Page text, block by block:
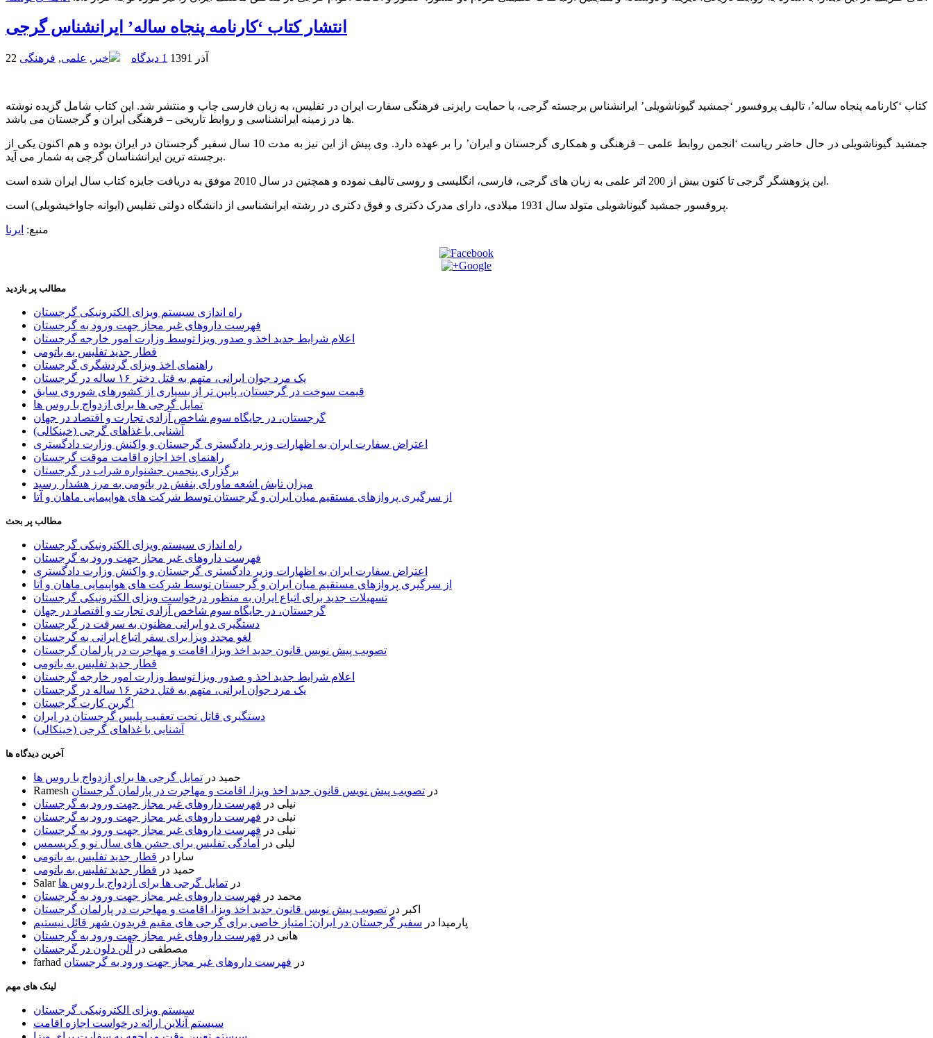
انتشار کتاب ‘کارنامه پنجاه ساله’ ایرانشناس گرجی
22 آذر 1391 1 دیدگاه خبر , علمی, فرهنگی
کتاب ‘کارنامه پنجاه ساله’، تالیف پروفسور ‘جمشید گیوناشویلی’ ایرانشناس برجسته گرجی، با حمایت رایزنی فرهنگی سفارت ایران در تفلیس، به زبان فارسی چاپ و منتشر شد. این کتاب شامل گزیده نوشته
ها در زمینه ایرانشناسی و روابط تاریخی – فرهنگی ایران و گرجستان می باشد.
جمشید گیوناشویلی در حال حاضر ریاست ‘انجمن روابط علمی – فرهنگی و همکاری گرجستان و ایران’ را بر عهده دارد. وی پیش از این نیز به مدت 10 سال سفیر گرجستان در ایران بوده و هم اکنون یکی از
برجسته ترین ایرانشناسان گرجی به شمار می آید.
این پژوهشگر گرجی تا کنون بیش از 200 اثر علمی به زبان های گرجی، فارسی، انگلیسی و روسی تالیف نموده و همچنین در سال 2010 موفق به دریافت جایزه کتاب سال ایران شده است.
پروفسور جمشید گیوناشویلی متولد سال 1931 میلادی، دارای مدرک دکتری و فوق دکتری در رشته ایرانشناسی از دانشگاه دولتی تفلیس (ایوانه جاواخیشویلی) است.
منبع: ایرنا
مطالب پر بازدید
راه اندازی سیستم ویزای الکترونیکی گرجستان
فهرست داروهای غیر مجاز جهت ورود به گرجستان
اعلام شرایط جدید اخذ و صدور ویزا توسط وزارت امور خارجه گرجستان
قطار جدید تفلیس به باتومی
راهنمای اخذ ویزای گردشگری گرجستان
یک مرد جوان ایرانی، متهم به قتل دختر ۱۶ ساله در گرجستان
قیمت سوخت در گرجستان، پایین تر از بسیاری از کشورهای شوروی سابق
تمایل گرجی ها برای ازدواج با روس ها
گرجستان، در جایگاه سوم شاخص آزادی تجارت و اقتصاد در جهان
آشنایی با غذاهای گرجی (خینکالی)
اعتراض سفارت ایران به اظهارات وزیر دادگستری گرجستان و واکنش وزارت دادگستری
راهنمای اخذ اجازه اقامت موقت گرجستان
برگزاری پنجمین جشنواره شراب در گرجستان
میزان تابش اشعه ماورای بنفش در باتومی به مرز هشدار رسید
از سرگیری پروازهای مستقیم میان ایران و گرجستان توسط شرکت های هواپیمایی ماهان و آتا
مطالب پر بحث
راه اندازی سیستم ویزای الکترونیکی گرجستان
فهرست داروهای غیر مجاز جهت ورود به گرجستان
اعتراض سفارت ایران به اظهارات وزیر دادگستری گرجستان و واکنش وزارت دادگستری
از سرگیری پروازهای مستقیم میان ایران و گرجستان توسط شرکت های هواپیمایی ماهان و آتا
تسهیلات جدید برای اتباع ایران به منظور درخواست ویزای الکترونیکی گرجستان
گرجستان، در جایگاه سوم شاخص آزادی تجارت و اقتصاد در جهان
دستگیری دو ایرانی مظنون به سرقت در گرجستان
لغو مجدد ویزا برای سفر اتباع ایرانی به گرجستان
تصویب پیش نویس قانون جدید اخذ ویزا، اقامت و مهاجرت در پارلمان گرجستان
قطار جدید تفلیس به باتومی
اعلام شرایط جدید اخذ و صدور ویزا توسط وزارت امور خارجه گرجستان
یک مرد جوان ایرانی، متهم به قتل دختر ۱۶ ساله در گرجستان
گرین کارت گرجستان!
دستگیری قاتل تحت تعقیب پلیس گرجستان در ایران
آشنایی با غذاهای گرجی (خینکالی)
آخرین دیدگاه ها
حمید در تمایل گرجی ها برای ازدواج با روس ها
Ramesh
در تصویب پیش نویس قانون جدید اخذ ویزا، اقامت و مهاجرت در پارلمان گرجستان
نیلی در فهرست داروهای غیر مجاز جهت ورود به گرجستان
نیلی در فهرست داروهای غیر مجاز جهت ورود به گرجستان
نیلی در فهرست داروهای غیر مجاز جهت ورود به گرجستان
لیلی در
آمادگی تفلیس برای جشن های سال نو و کریسمس
سارا
در قطار جدید تفلیس به باتومی
حمید در قطار جدید تفلیس به باتومی
Salar
در تمایل گرجی ها برای ازدواج با روس ها
محمد در فهرست داروهای غیر مجاز جهت ورود به گرجستان
اکبر در تصویب پیش نویس قانون جدید اخذ ویزا، اقامت و مهاجرت در پارلمان گرجستان
پارمیدا در سفیر گرجستان در ایران: امتیاز خاصی برای گرجی های مقیم فریدون شهر قائل نیستیم
هانی در فهرست داروهای غیر مجاز جهت ورود به گرجستان
مصطفی در
آلن دلون در گرجستان
farhad
در فهرست داروهای غیر مجاز جهت ورود به گرجستان
لینک های مهم
سیستم ویزای الکترونیکی گرجستان
سیستم آنلاین ارائه درخواست اجازه اقامت